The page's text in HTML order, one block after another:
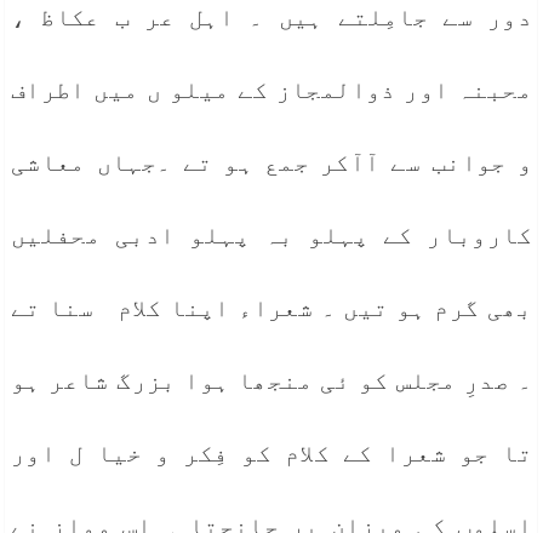
دور سے جامِلتے ہیں ۔ اہل عر ب عکاظ ،
محبنہ اور ذوالمجاز کے میلو ں میں اطراف
و جوانب سے آآکر جمع ہو تے ۔جہاں معاشی
کاروبار کے پہلو بہ پہلو ادبی محفلیں
بھی گرم ہو تیں ۔ شعراء اپنا کلام سنا تے
۔ صدرِ مجلس کو ئی منجھا ہوا بزرگ شاعر ہو
تا جو شعرا کے کلام کو فِکر و خیا ل اور
اسلوب کی میزان پر جانچتا ۔ اس مواز نے